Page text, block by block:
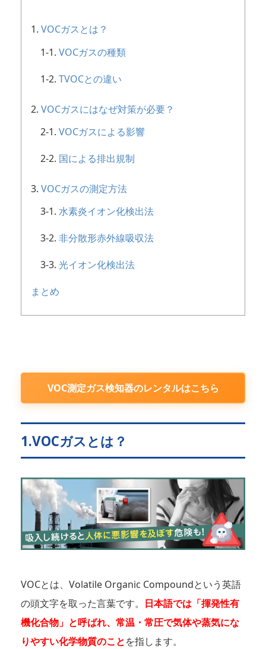
VOCガスとは？
VOCガスの種類
TVOCとの違い
VOCガスにはなぜ対策が必要？
VOCガスによる影響
国による排出規制
VOCガスの測定方法
水素炎イオン化検出法
非分散形赤外線吸収法
光イオン化検出法
まとめ
VOC測定ガス検知器のレンタルはこちら
1.VOCガスとは？
VOCとは、Volatile Organic Compoundという英語
の頭文字を取った言葉です。 日本語では「揮発性有
機化合物」と呼ばれ、常温・常圧で気体や蒸気にな
りやすい化学物質のことを指します。